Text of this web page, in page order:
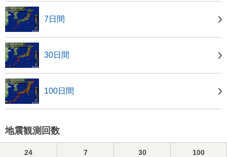
7日間
30日間
100日間
地震観測回数
24
7
30
100